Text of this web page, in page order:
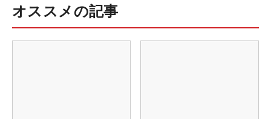
オススメの記事